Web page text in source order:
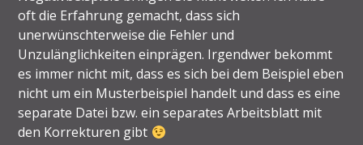
oft die Erfahrung gemacht, dass sich
unerwünschterweise die Fehler und
Unzulänglichkeiten einprägen. Irgendwer bekommt
es immer nicht mit, dass es sich bei dem Beispiel eben
nicht um ein Musterbeispiel handelt und dass es eine
separate Datei bzw. ein separates Arbeitsblatt mit
den Korrekturen gibt